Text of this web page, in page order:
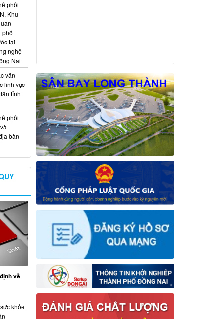
phối
Khu
phố
tại
nghệ
Nai
văn
lĩnh vực
tỉnh
phối
bàn
về
khỏe